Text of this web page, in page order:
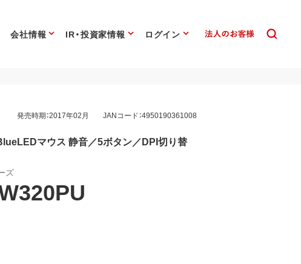
会社情報 IR・投資家情報 ログイン
発売時期：2017年02月 JANコード：4950190361008
マウス 静音／5ボタン／DPI切り替
ズ